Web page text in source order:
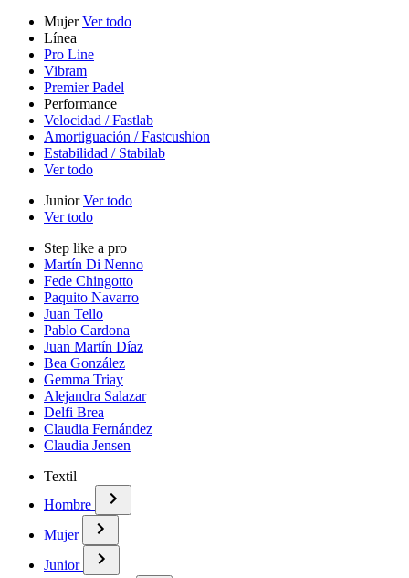
MujerVer todo
Línea
Pro Line
Vibram
Premier Padel
Performance
Velocidad / Fastlab
Amortiguación / Fastcushion
Estabilidad / Stabilab
Ver todo
JuniorVer todo
Ver todo
Step like a pro
Martín Di Nenno
Fede Chingotto
Paquito Navarro
Juan Tello
Pablo Cardona
Juan Martín Díaz
Bea González
Gemma Triay
Alejandra Salazar
Delfi Brea
Claudia Fernández
Claudia Jensen
Textil
Hombre
Mujer
Junior